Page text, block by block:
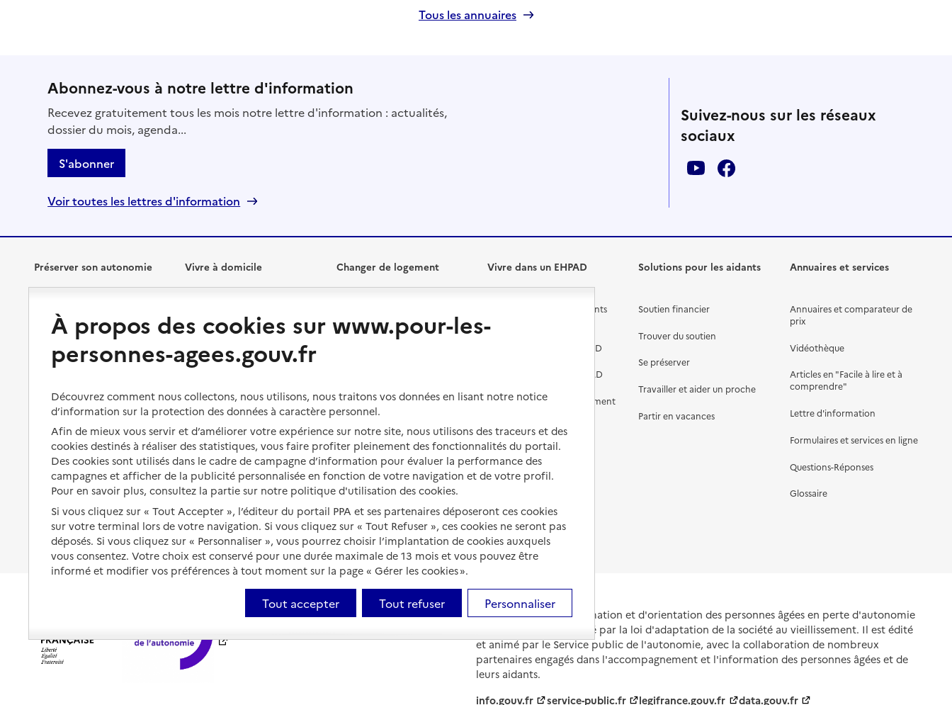
Tous les annuaires
Abonnez-vous à notre lettre d'information
Recevez gratuitement tous les mois notre lettre d'information : actualités,
dossier du mois, agenda...
S'abonner
Voir toutes les lettres d'information
Suivez-nous sur les réseaux
sociaux
Préserver son autonomie
et droits
s'équiper
santé
Organiser à l'avance sa propre
protection
Les mesures de protection
Les obligations de la famille
À qui s’adresser ?
Les politiques du grand âge
Vivre à domicile
Bénéficier de soins à domicile
Aides financières
Partager son logement
Vivre à domicile avec une
maladie ou un handicap
Être hospitalisé
Fin de vie à domicile
Changer de logement
Vivre dans une résidence avec
Vivre en accueil familial
Autres solutions de logement
Vivre dans un EHPAD
Les différents établissements
Préparer l'entrée en EHPAD
Aides financières en EHPAD
Prévention, accompagnement
Comprendre les prix en
EHPAD
Droits en EHPAD
Fin de vie en EHPAD
Solutions pour les aidants
Soutien financier
Trouver du soutien
Se préserver
Travailler et aider un proche
Partir en vacances
Annuaires et services
Annuaires et comparateur de
prix
Vidéothèque
Articles en "Facile à lire et à
comprendre"
Lettre d'information
Formulaires et services en ligne
Questions-Réponses
Glossaire
Portail national d'information et d'orientation des personnes âgées en perte d'autonomie
et de leurs proches, créé par la loi d'adaptation de la société au vieillissement. Il est édité
et animé par le Service public de l'autonomie, avec la collaboration de nombreux
partenaires engagés dans l'accompagnement et l'information des personnes âgées et de
leurs aidants.
info.gouv.fr
service-public.fr legifrance.gouv.fr data.gouv.fr
À propos des cookies sur www.pour-les-
personnes-agees.gouv.fr
Découvrez comment nous collectons, nous utilisons, nous traitons vos données en lisant notre notice
d’information sur la protection des données à caractère personnel.
Afin de mieux vous servir et d’améliorer votre expérience sur notre site, nous utilisons des traceurs et des
cookies destinés à réaliser des statistiques, vous faire profiter pleinement des fonctionnalités du portail.
Des cookies sont utilisés dans le cadre de campagne d’information pour évaluer la performance des
campagnes et afficher de la publicité personnalisée en fonction de votre navigation et de votre profil.
Pour en savoir plus, consultez la partie sur notre politique d'utilisation des cookies.
Si vous cliquez sur « Tout Accepter », l’éditeur du portail PPA et ses partenaires déposeront ces cookies
sur votre terminal lors de votre navigation. Si vous cliquez sur « Tout Refuser », ces cookies ne seront pas
déposés. Si vous cliquez sur « Personnaliser », vous pourrez choisir l’implantation de cookies auxquels
vous consentez. Votre choix est conservé pour une durée maximale de 13 mois et vous pouvez être
informé et modifier vos préférences à tout moment sur la page « Gérer les cookies ».
Tout accepter Tout refuser Personnaliser